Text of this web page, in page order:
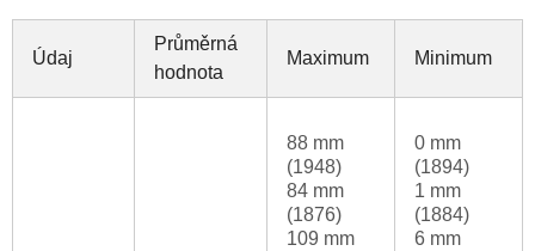
Údaj
Průměrná
hodnota
Maximum Minimum
88 mm
(1948)
84 mm
(1876)
109 mm
0 mm
(1894)
1 mm
(1884)
6 mm